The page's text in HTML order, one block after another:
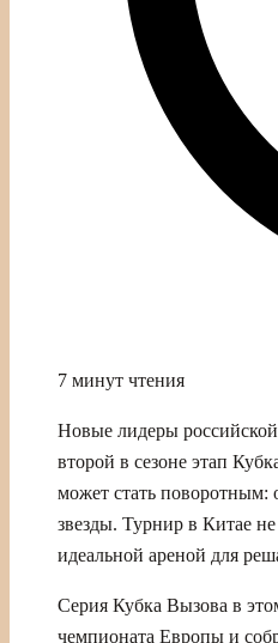
7 минут чтения
Новые лидеры
второй в сезоне этап
может стать поворотным:
звезды. Турнир в Китае
идеальной ареной для
Серия Кубка Вызова в
чемпионата Европы и